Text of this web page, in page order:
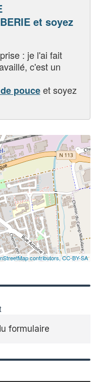
et soyez
: je l'ai fait
c'est un
pouceet soyez
contributors,CC-BY-SA
formulaire